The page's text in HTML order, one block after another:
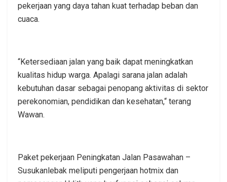
pekerjaan yang daya tahan kuat terhadap beban dan
cuaca.
“Ketersediaan jalan yang baik dapat meningkatkan
kualitas hidup warga. Apalagi sarana jalan adalah
kebutuhan dasar sebagai penopang aktivitas di sektor
perekonomian, pendidikan dan kesehatan,“ terang
Wawan.
Paket pekerjaan Peningkatan Jalan Pasawahan –
Susukanlebak meliputi pengerjaan hotmix dan